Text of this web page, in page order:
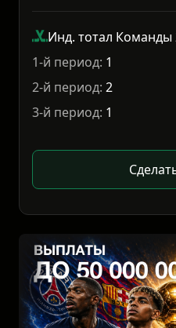
Инд. тотал Команды
1-й период: 1
2-й период: 2
3-й период: 1